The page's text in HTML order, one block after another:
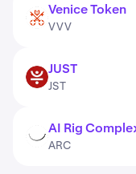
VVV Venice Token
VVV
JST JUST
JST
ARC AI Rig
ARC